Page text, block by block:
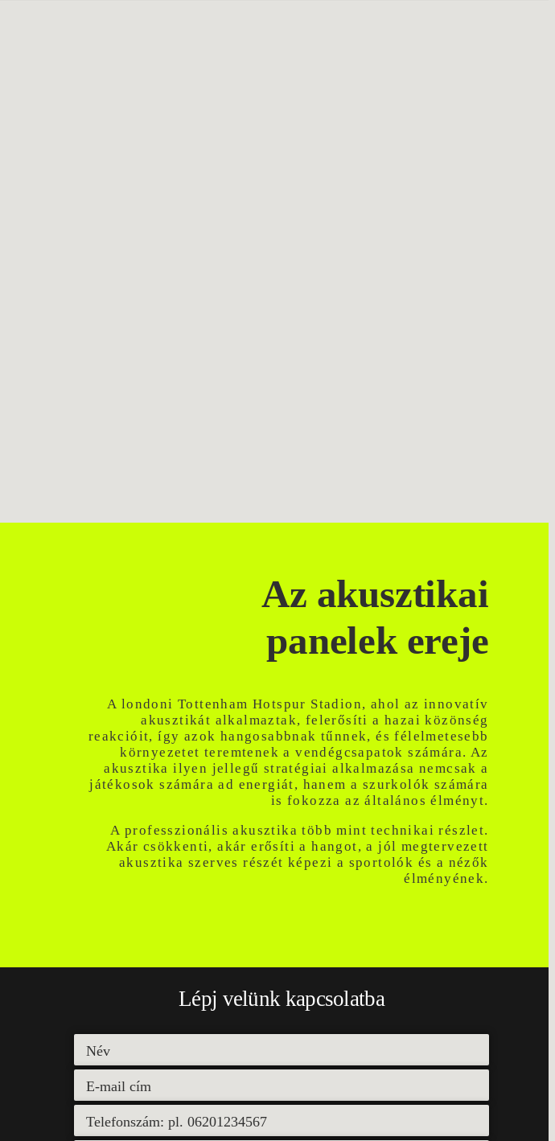
Az akusztikai
panelek ereje
A londoni Tottenham Hotspur Stadion, ahol az innovatív
akusztikát alkalmaztak, felerősíti a hazai közönség
reakcióit, így azok hangosabbnak tűnnek, és félelmetesebb
környezetet teremtenek a vendégcsapatok számára. Az
akusztika ilyen jellegű stratégiai alkalmazása nemcsak a
játékosok számára ad energiát, hanem a szurkolók számára
is fokozza az általános élményt.
A professzionális akusztika több mint technikai részlet.
Akár csökkenti, akár erősíti a hangot, a jól megtervezett
akusztika szerves részét képezi a sportolók és a nézők
élményének.
Lépj velünk kapcsolatba